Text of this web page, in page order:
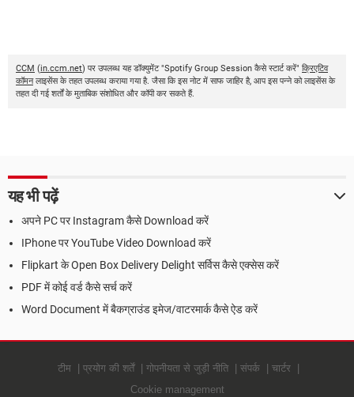
CCM (in.ccm.net) पर उपलब्ध यह डॉक्युमेंट "Spotify Group Session कैसे स्टार्ट करें" क्रिएटिव
कॉमनलाइसेंस के तहत उपलब्ध कराया गया है. जैसा कि इस नोट में साफ जाहिर है, आप इस पन्ने को लाइसेंस के
तहत दी गई शर्तों के मुताबिक संशोधित और कॉपी कर सकते हैं.
यह भी पढ़ें
अपने PC पर Instagram कैसे Download करें
IPhone पर YouTube Video Download करें
Flipkart के Open Box Delivery Delight सर्विस कैसे एक्सेस करें
PDF में कोई वर्ड कैसे सर्च करें
Word Document में बैकग्राउंड इमेज/वाटरमार्क कैसे ऐड करें
टीम प्रयोग की शर्तें गोपनीयता से जुड़ी नीति संपर्क
चार्टर
Cookie management